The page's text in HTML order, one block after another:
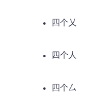
四个乂
四个人
四个厶